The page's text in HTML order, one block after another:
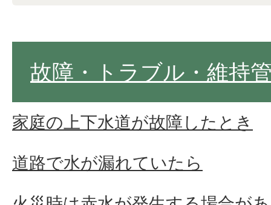
故障・トラブル・維持
家庭の上下水道が故障したとき
道路で水が漏れていたら